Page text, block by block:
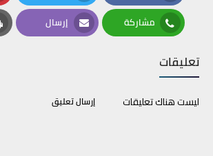
Facebook
Twitter
مشاركة
Whatsapp
إرسال
Email
تعليقات
ليست هناك تعليقات إرسال تعليق